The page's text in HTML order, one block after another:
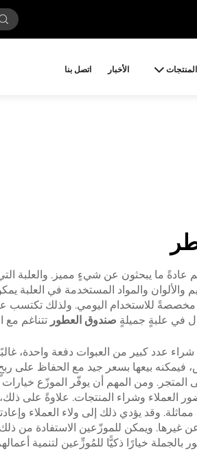
المنتجات الأخبار اتصل بنا
ما يبحثون عن شيءٍ مميز. والعلبة
والألوان والمواد المستخدمة في العلبة
مخصصةً للاستخدام اليومي. ولذلك تكتسب
في علبةٍ جميلةٍ صندوق العطور تتناغم مع
عدد كبير من العبوات دفعة واحدة،
فكّر في الأمر: إذا اشترى الموزّع ١٠٠ عبوة بسعر منخفض، فيمكنه
المتجر. ومن المهم أن يوفّر الموزّع
العملاء وشراء المنتجات. علاوةً على
وقد يؤدي ذلك إلى ولاء العملاء
عن غيرها. ويمكن للموزّعين الاستفادة
خيارًا ذكيًّا للمُوزِّعين لتنمية